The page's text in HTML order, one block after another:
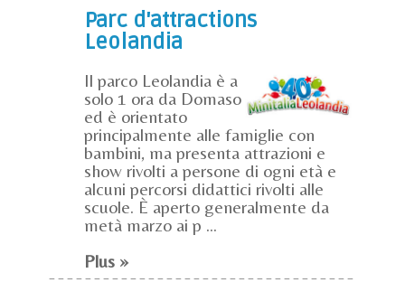
Parc d'attractions
Leolandia
Il parco Leolandia è a
solo 1 ora da Domaso
ed è orientato
principalmente alle famiglie con
bambini, ma presenta attrazioni e
show rivolti a persone di ogni età e
alcuni percorsi didattici rivolti alle
scuole. È aperto generalmente da
metà marzo ai p ...
Plus »